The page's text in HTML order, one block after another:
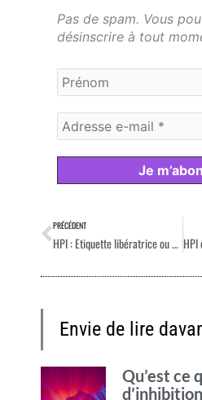
Pas de spam. Vous
désinscrire à tout
Précédent
PRÉCÉDENT
HPI : Etiquette libératrice ou prison ?
Envie de lire
Qu’est ce